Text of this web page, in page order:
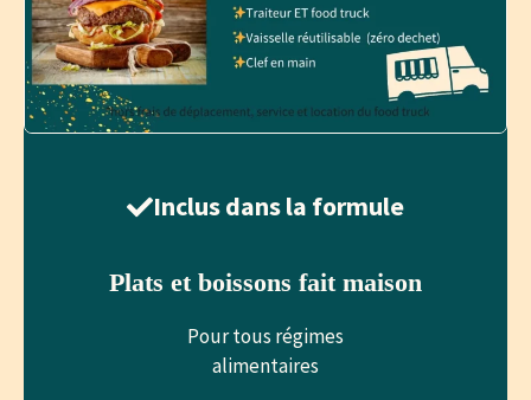
Inclus dans la formule
Plats et boissons fait maison
Pour tous régimes
alimentaires